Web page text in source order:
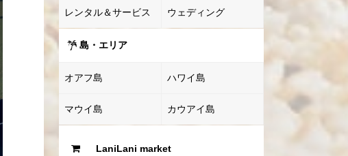
レンタル＆サービス ウェディング
島・エリア
オアフ島 ハワイ島
マウイ島 カウアイ島
LaniLani market